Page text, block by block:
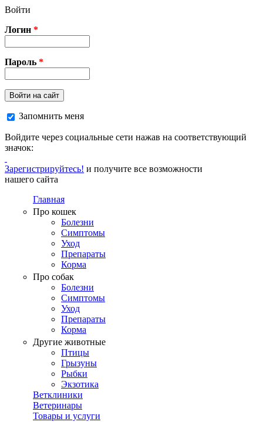
Перейти к основному содержанию
Войти
Логин *
Пароль *
Войти на сайт
Запомнить меня
Войдите через социальные сети нажав на соответствующий
значок:
Зарегистрируйтесь! и получите все возможности
нашего сайта
Главная
Про кошек
Болезни
Симптомы
Уход
Препараты
Корма
Про собак
Болезни
Симптомы
Уход
Препараты
Корма
Другие животные
Птицы
Грызуны
Рыбки
Экзотика
Ветклиники
Ветеринары
Товары и услуги